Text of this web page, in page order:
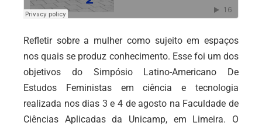
Refletir sobre a mulher como sujeito em espaços
nos quais se produz conhecimento. Esse foi um dos
objetivos do Simpósio Latino-Americano De
Estudos Feministas em ciência e tecnologia
realizada nos dias 3 e 4 de agosto na Faculdade de
Ciências Aplicadas da Unicamp, em Limeira. O